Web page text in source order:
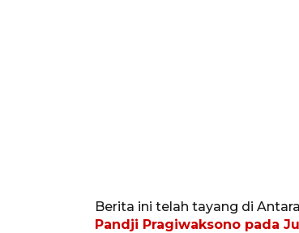
Berita ini telah tayang di
Pandji Pragiwaksono pada